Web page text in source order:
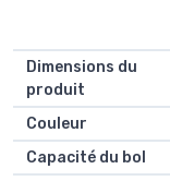
Dimensions du
produit
Couleur
Capacité du bol